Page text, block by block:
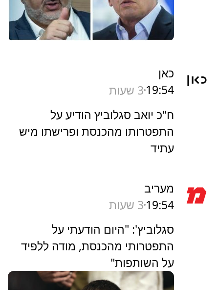
כאן
19:54 3 שעות
ח"כ יואב סגלוביץ הודיע על
התפטרותו מהכנסת ופרישתו מיש
עתיד
מעריב
19:54 3 שעות
סגלוביץ': "היום הודעתי על
התפטרותי מהכנסת, מודה ללפיד
על השותפות"